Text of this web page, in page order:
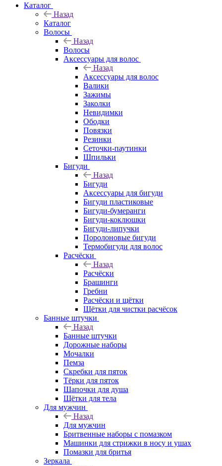
Каталог
Назад
Каталог
Волосы
Назад
Волосы
Аксессуары для волос
Назад
Аксессуары для волос
Валики
Зажимы
Заколки
Невидимки
Ободки
Повязки
Резинки
Сеточки-паутинки
Шпильки
Бигуди
Назад
Бигуди
Аксессуары для бигуди
Бигуди пластиковые
Бигуди-бумеранги
Бигуди-коклюшки
Бигуди-липучки
Поролоновые бигуди
Термобигуди для волос
Расчёски
Назад
Расчёски
Брашинги
Гребни
Расчёски и щётки
Щётки для чистки расчёсок
Банные штучки
Назад
Банные штучки
Дорожные наборы
Мочалки
Пемза
Скребки для пяток
Тёрки для пяток
Шапочки для душа
Щётки для тела
Для мужчин
Назад
Для мужчин
Бритвенные наборы с помазком
Машинки для стрижки в носу и ушах
Помазки для бритья
Зеркала